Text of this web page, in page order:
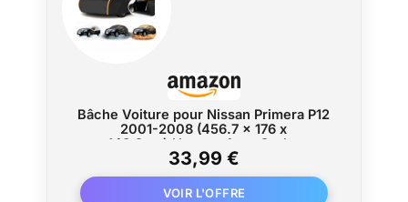
Bâche Voiture pour Nissan Primera P12
2001-2008 (456.7 x 176 x
148.2cm),Housse Auto Ourlet
Élastique-Imperméable + Anti-
poussière + Protection UV,Respirant &
Bandes Réfléchissantes
33,99 €